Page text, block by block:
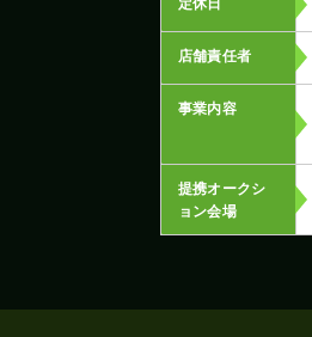
店舗責任者
事業内容
提携オークシ
ョン会場